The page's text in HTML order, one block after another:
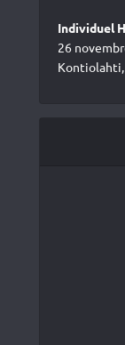
Individuel
26